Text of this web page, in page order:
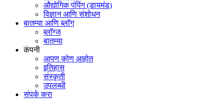
औद्योगिक पंपिंग (डायमंड)
विज्ञान आणि संशोधन
बातम्या आणि ब्लॉग
ब्लॉग्ज
बातम्या
कंपनी
आपण कोण आहोत
इतिहास
संस्कृती
उपलब्धी
संपर्क करा